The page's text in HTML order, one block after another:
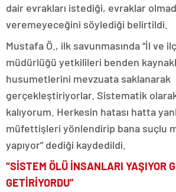
dair evrakları istediği, evraklar
veremeyeceğini söylediği belirtildi.
Mustafa Ö., ilk savunmasında “İl ve
müdürlüğü yetkilileri benden
husumetlerini mevzuata saklanarak
gerçekleştiriyorlar. Sistematik
kalıyorum. Herkesin hatası hatta
müfettişleri yönlendirip bana suçlu
yapıyor” dediği kaydedildi.
“SİSTEM ÖLÜ İNSANLARI YAŞIYOR
GETİRİYORDU”